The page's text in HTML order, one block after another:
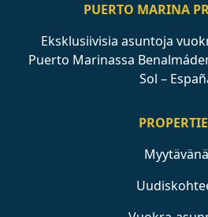
PUERTO MARINA
Eksklusiivisia asuntoja
Puerto Marinassa
Sol –
Myytävänä